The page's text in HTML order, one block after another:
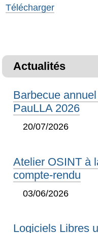
Télécharger
Actualités
Barbecue
PauLLA 2026
20/07/2026
Atelier OSINT à
compte-rendu
03/06/2026
Logiciels Libres